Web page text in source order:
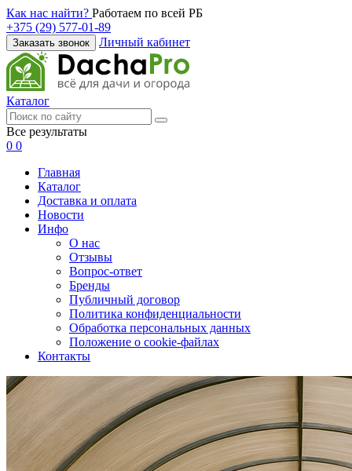
Как нас найти? Работаем по всей РБ
+375 (29) 577-01-89
Заказать звонок Личный кабинет
Каталог
Все результаты
0 0
Главная
Каталог
Доставка и оплата
Новости
Инфо
О нас
Отзывы
Вопрос-ответ
Бренды
Публичный договор
Политика конфиденциальности
Обработка персональных данных
Положение о cookie-файлах
Контакты